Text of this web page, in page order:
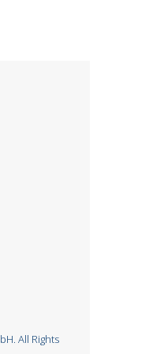
All Rights